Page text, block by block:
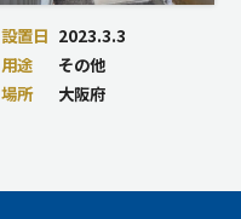
設置日 2023.3.3
用途
その他
場所
大阪府